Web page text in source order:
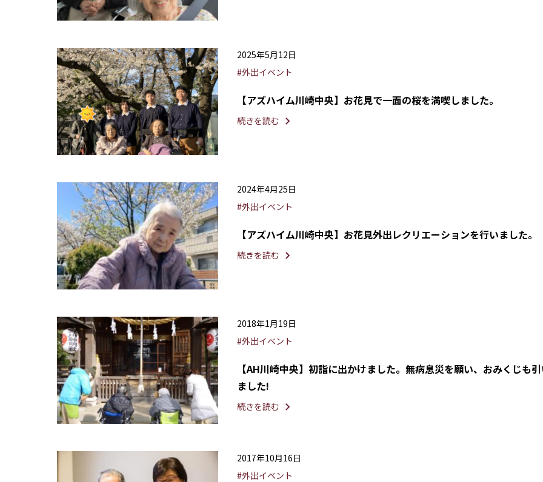
2025年5月12日
#外出イベント
【アズハイム川崎中央】お花見で一面の桜を満喫しました。
続きを読む
2024年4月25日
#外出イベント
【アズハイム川崎中央】お花見外出レクリエーションを行いました。
続きを読む
2018年1月19日
#外出イベント
【AH川崎中央】初詣に出かけました。無病息災を願い、おみくじも
ました!
続きを読む
2017年10月16日
#外出イベント